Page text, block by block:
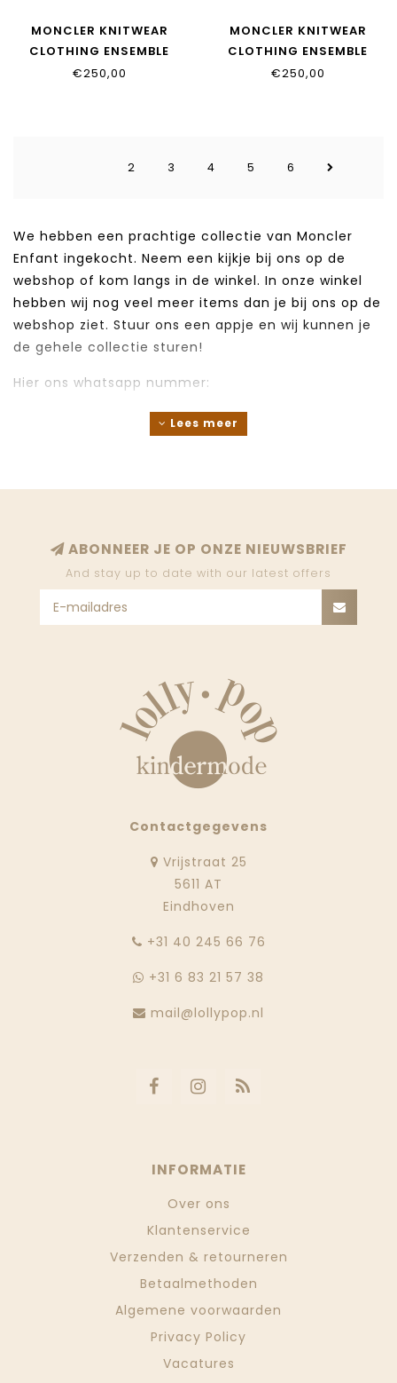
MONCLER KNITWEAR
CLOTHING ENSEMBLE
L29518M00008_89B9Y_529
€250,00
MONCLER KNITWEAR
CLOTHING ENSEMBLE
€250,00
2 3 4 5 6
We hebben een prachtige collectie van Moncler
Enfant ingekocht. Neem een kijkje bij ons op de
webshop of kom langs in de winkel. In onze winkel
hebben wij nog veel meer items dan je bij ons op de
webshop ziet. Stuur ons een appje en wij kunnen je
de gehele collectie sturen!
Hier ons whatsapp nummer:
Lees meer
ABONNEER JE OP ONZE NIEUWSBRIEF
And stay up to date with our latest offers
Contactgegevens
Vrijstraat 25
5611 AT
Eindhoven
‭+31 40 245 66 76
+31 6 83 21 57 38
mail@lollypop.nl
INFORMATIE
Over ons
Klantenservice
Verzenden & retourneren
Betaalmethoden
Algemene voorwaarden
Privacy Policy
Vacatures